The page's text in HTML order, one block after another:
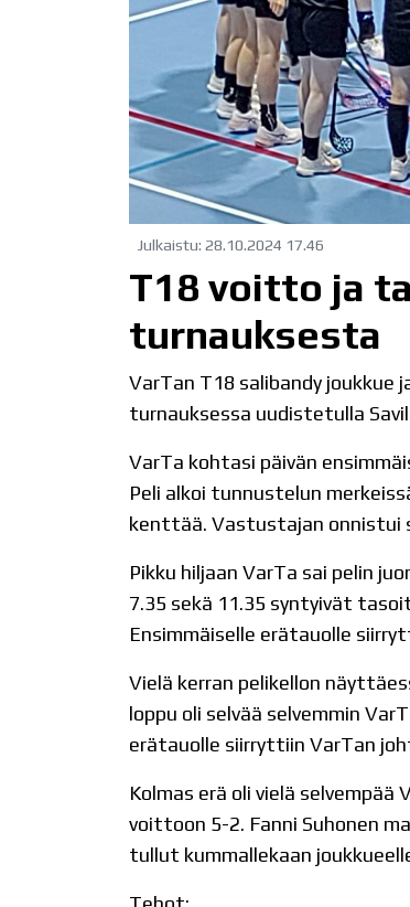
Julkaistu: 28.10.2024 17.46
T18 voitto ja
turnauksesta
VarTan T18 salibandy joukkue
turnauksessa uudistetulla
VarTa kohtasi päivän
Peli alkoi tunnustelun
kenttää. Vastustajan onnistui
Pikku hiljaan VarTa sai pelin
7.35 sekä 11.35 syntyivät
Ensimmäiselle erätauolle
Vielä kerran pelikellon
loppu oli selvää selvemmin
erätauolle siirryttiin VarTan
Kolmas erä oli vielä
voittoon 5-2. Fanni Suhonen
tullut kummallekaan